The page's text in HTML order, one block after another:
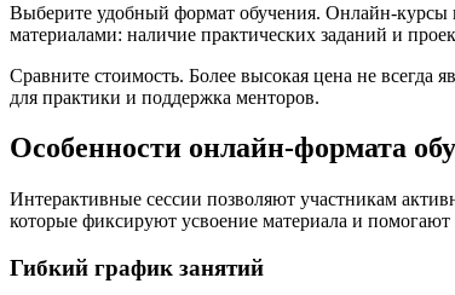
Выберите удобный формат обучения. Онлайн-курсы
материалами: наличие практических заданий и
Сравните стоимость. Более высокая цена не всегда
для практики и поддержка менторов.
Особенности онлайн-формата
Интерактивные сессии позволяют участникам
которые фиксируют усвоение материала и
Гибкий график занятий